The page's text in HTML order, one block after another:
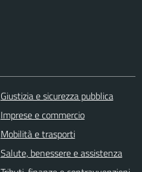
Giustizia e sicurezza pubblica
Imprese e commercio
Mobilità e trasporti
Salute, benessere e assistenza